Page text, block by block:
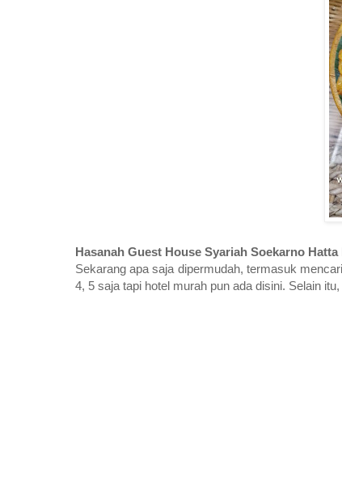
Hasanah Guest House Syariah Soekarno Hatta
Sekarang apa saja dipermudah, termasuk
4, 5 saja tapi hotel murah pun ada disini. Selain